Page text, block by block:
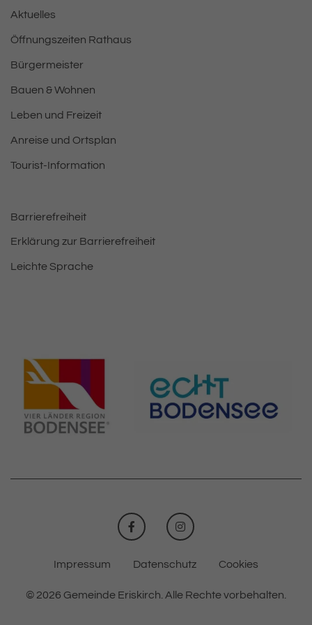
Aktuelles
Öffnungszeiten Rathaus
Bürgermeister
Bauen & Wohnen
Leben und Freizeit
Anreise und Ortsplan
Tourist-Information
Barrierefreiheit
Erklärung zur Barrierefreiheit
Leichte Sprache
FACEBOOKINSTAGRAM
Impressum Datenschutz Cookies
© 2026 Gemeinde Eriskirch. Alle Rechte vorbehalten.